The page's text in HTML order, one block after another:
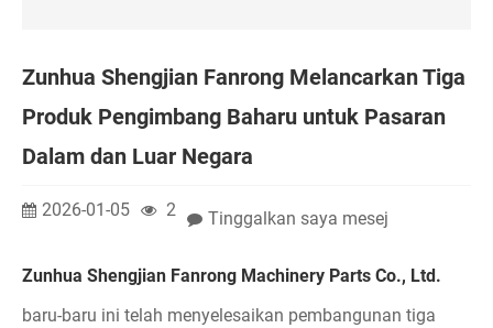
Zunhua Shengjian Fanrong Melancarkan Tiga
Produk Pengimbang Baharu untuk Pasaran
Dalam dan Luar Negara
2026-01-05 2 Tinggalkan saya mesej
Zunhua Shengjian Fanrong Machinery Parts Co., Ltd.
baru-baru ini telah menyelesaikan pembangunan tiga